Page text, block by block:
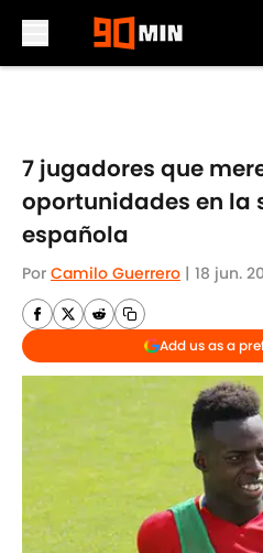
7 jugadores que
oportunidades en la
española
Por Camilo Guerrero | 18 jun.
Add us as a